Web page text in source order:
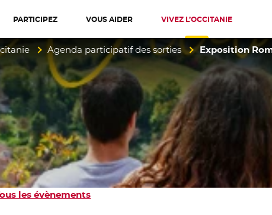
PARTICIPEZ VOUS AIDER VIVEZ L’OCCITANIE
Agenda participatif des sorties Exposition
les évènements